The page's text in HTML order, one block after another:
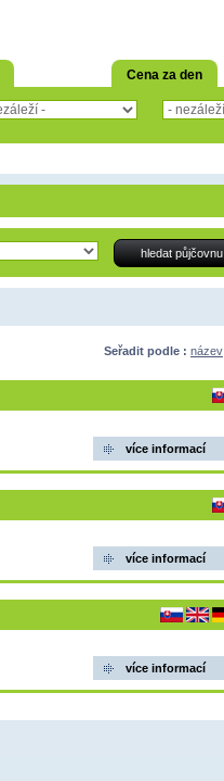
Cena za den
Seřadit podle : název
více informací
více informací
více informací